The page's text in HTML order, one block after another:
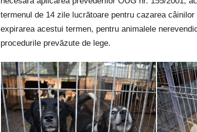
termenul de 14 zile lucrătoare pentru cazarea
expirarea acestui termen, pentru animalele
procedurile prevăzute de lege.